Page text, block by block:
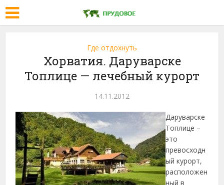
Где отдохнуть
Хорватия. Даруварске
Топлице — лечебный курорт
14.11.2012
Даруварске
Топлице –
это
превосходн
ый курорт,
расположен
ный в